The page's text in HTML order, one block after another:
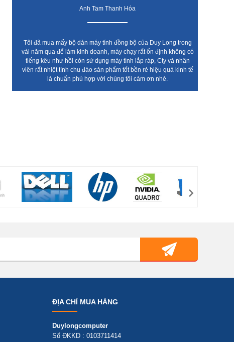
Anh Tam Thanh Hóa
Tôi đã mua mấy bộ dàn máy tính đồng bộ của Duy Long trong
vài năm qua để làm kinh doanh, máy chạy rất ổn định không có
tiếng kêu như hồi còn sử dụng máy tính lắp ráp, Cty và nhân
viên rất nhiệt tình chu đáo sản phẩm tốt bền rẻ hiệu quả kinh tế
là chuẩn phù hợp với chúng tôi cám ơn nhé.
ĐỊA CHỈ MUA HÀNG
Duylongcomputer
Số ĐKKD : 0103711414